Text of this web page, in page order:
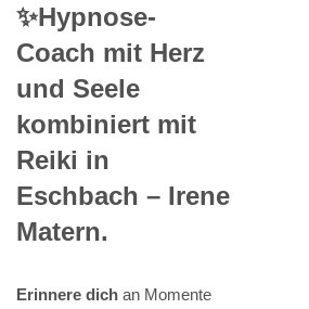
✨Hypnose-
Coach mit Herz
und Seele
kombiniert mit
Reiki in
Eschbach – Irene
Matern.
Erinnere dich an Momente